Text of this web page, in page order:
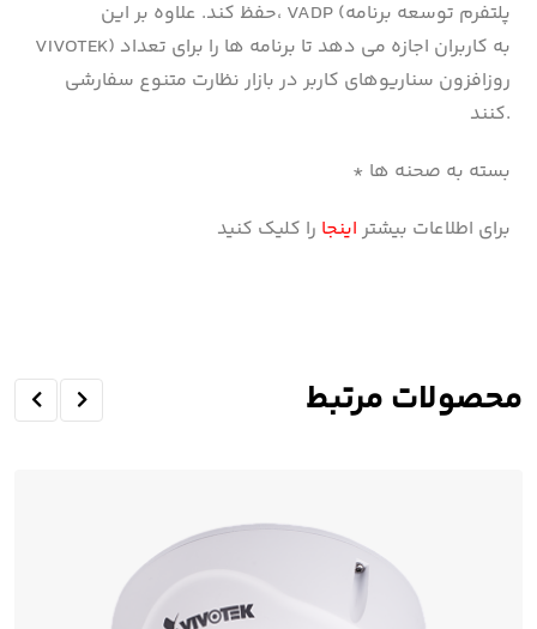
حفظ کند. علاوه بر این، VADP (پلتفرم توسعه برنامه
VIVOTEK) به کاربران اجازه می دهد تا برنامه ها را برای تعداد
روزافزون سناریوهای کاربر در بازار نظارت متنوع سفارشی
کنند.
* بسته به صحنه ها
برای اطلاعات بیشتر اینجا را کلیک کنید
محصولات مرتبط